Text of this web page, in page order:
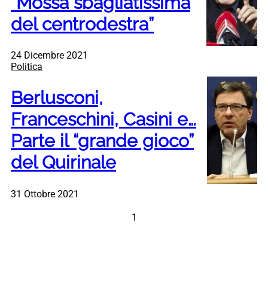
del centrodestra”
24 Dicembre 2021
Politica
Berlusconi,
Franceschini, Casini e…
Parte il “grande gioco”
del Quirinale
31 Ottobre 2021
1